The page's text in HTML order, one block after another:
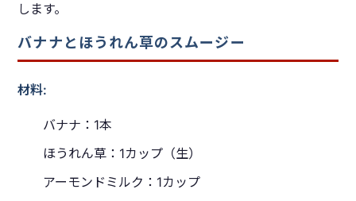
します。
バナナとほうれん草のスムージー
材料:
バナナ：1本
ほうれん草：1カップ（生）
アーモンドミルク：1カップ